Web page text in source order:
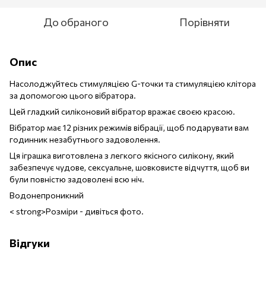
До обраного Порівняти
Опис
Насолоджуйтесь стимуляцією G-точки та стимуляцією клітора
за допомогою цього вібратора.
Цей гладкий силіконовий вібратор вражає своєю красою.
Вібратор має 12 різних режимів вібрації, щоб подарувати вам
годинник незабутнього задоволення.
Ця іграшка виготовлена ​​з легкого якісного силікону, який
забезпечує чудове, сексуальне, шовковисте відчуття, щоб ви
були повністю задоволені всю ніч.
Водонепроникний
< strong>Розміри - дивіться фото.
Відгуки